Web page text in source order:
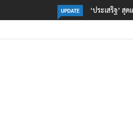
UPDATE ปลัด ทส. มอง